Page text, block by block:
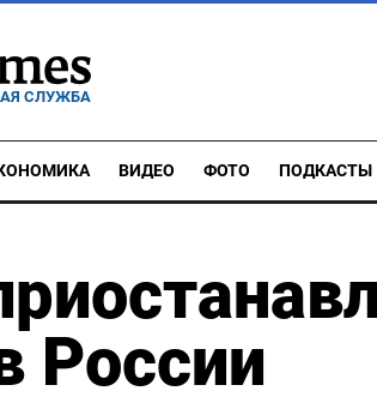
СЛУЖБА
ВИДЕО ФОТО ПОДКАСТЫ
России